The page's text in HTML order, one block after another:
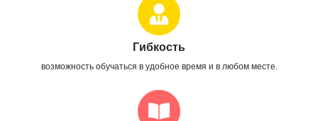
Гибкость
возможность обучаться в удобное время и в любом месте.